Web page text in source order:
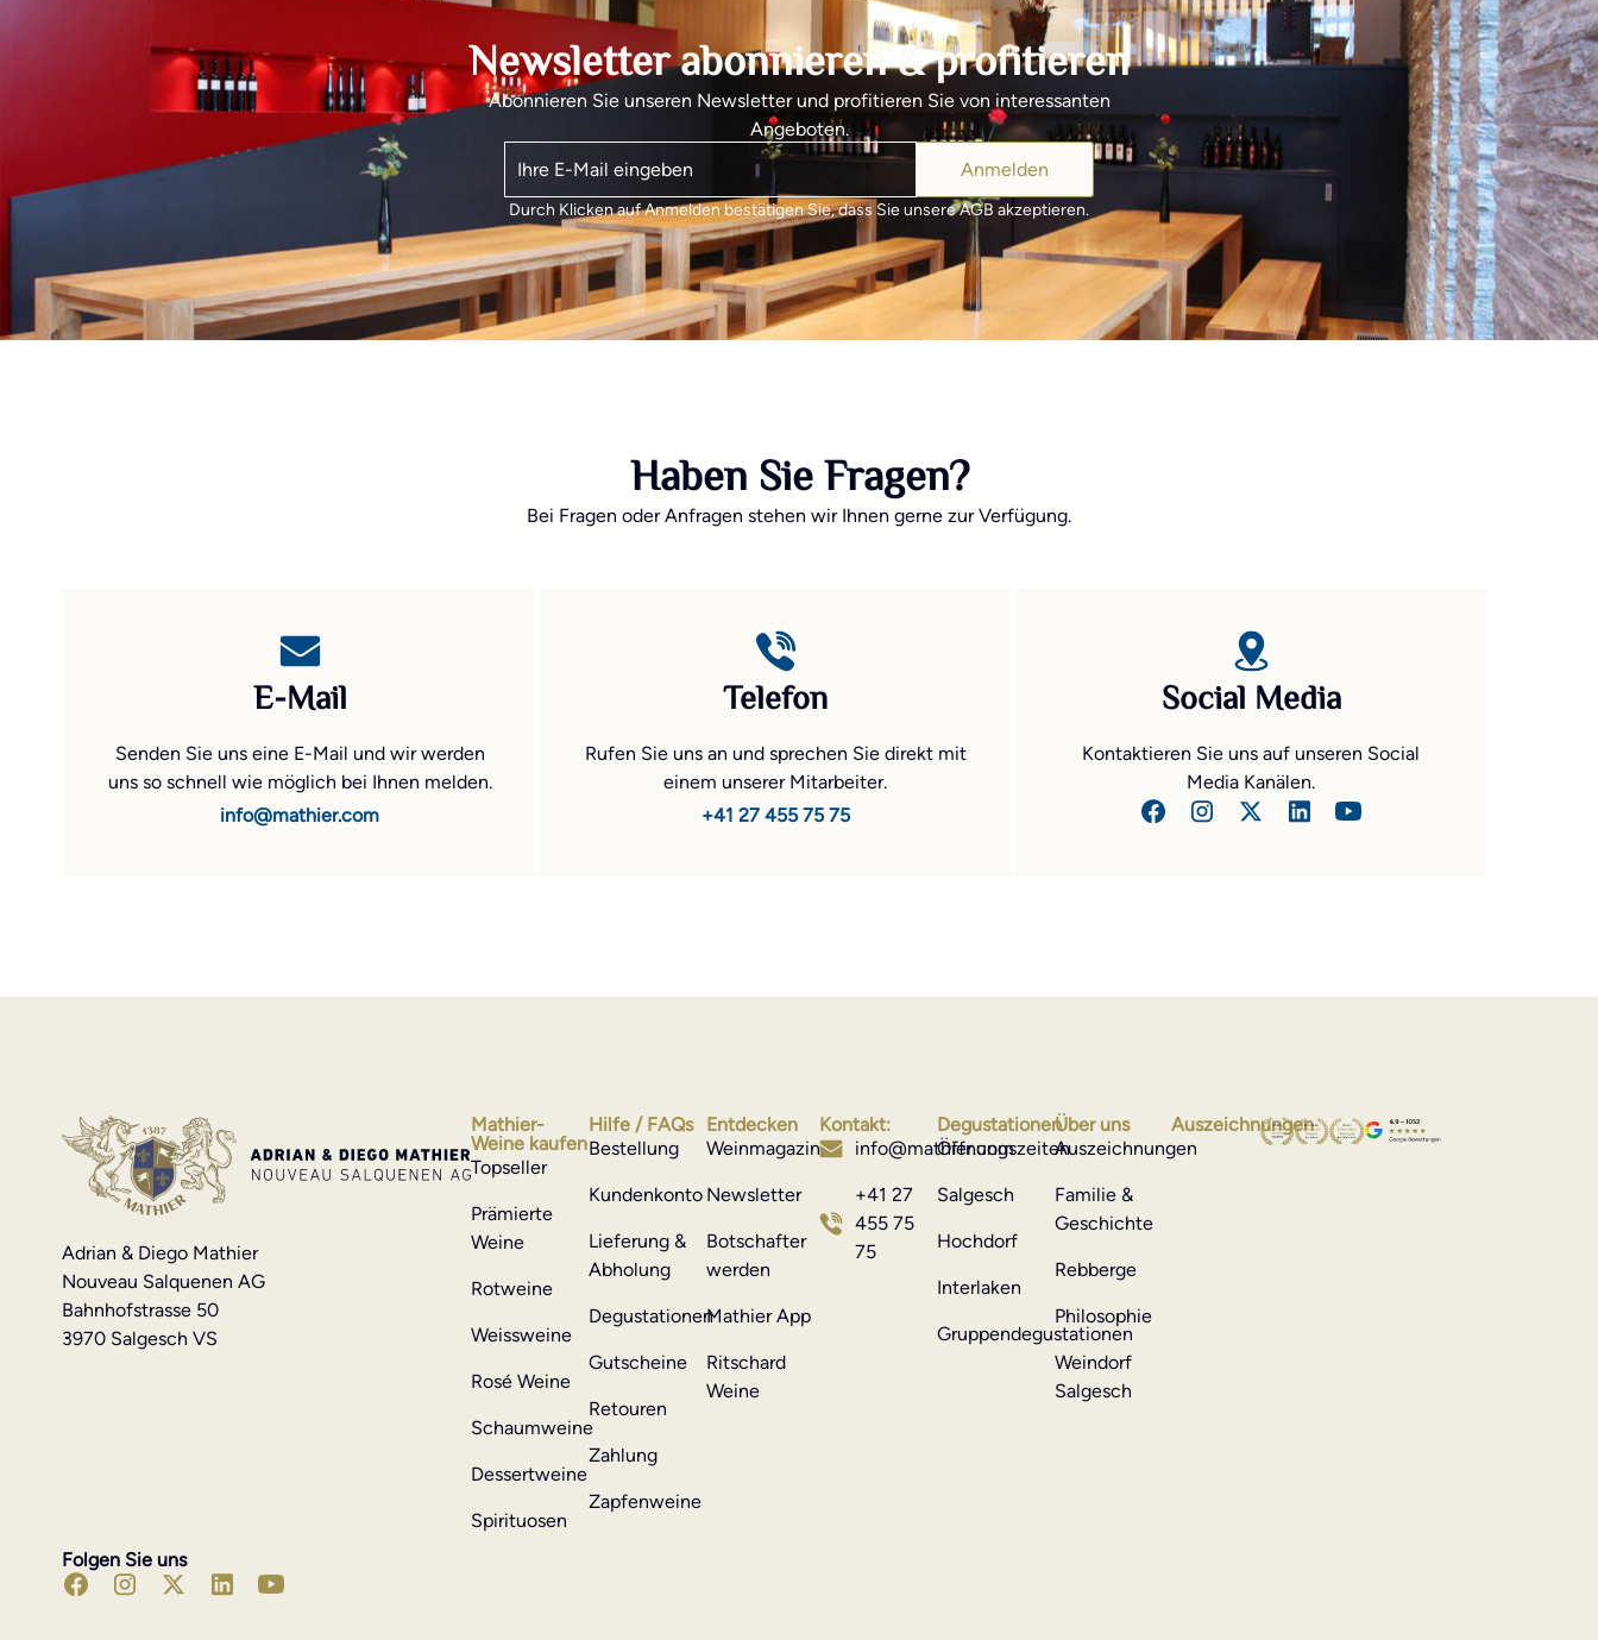
Newsletter abonnieren & profitieren
Abonnieren Sie unseren Newsletter und profitieren Sie von interessanten
Angeboten.
Anmelden
Durch Klicken auf Anmelden bestätigen Sie, dass Sie unsere AGB akzeptieren.
Haben Sie Fragen?
Bei Fragen oder Anfragen stehen wir Ihnen gerne zur Verfügung.
E-Mail
Senden Sie uns eine E-Mail und wir werden
uns so schnell wie möglich bei Ihnen melden.
info@mathier.com
Telefon
Rufen Sie uns an und sprechen Sie direkt mit
einem unserer Mitarbeiter.
+41 27 455 75 75
Social Media
Kontaktieren Sie uns auf unseren Social
Media Kanälen.
Adrian & Diego Mathier
Nouveau Salquenen AG
Bahnhofstrasse 50
3970 Salgesch VS
Folgen Sie uns
Mathier-
Weine kaufen
Topseller
Prämierte
Weine
Rotweine
Weissweine
Rosé Weine
Schaumweine
Dessertweine
Spirituosen
Hilfe / FAQs
Bestellung
Kundenkonto
Lieferung &
Abholung
Degustationen
Gutscheine
Retouren
Zahlung
Zapfenweine
Entdecken
Weinmagazin
Newsletter
Botschafter
werden
Mathier App
Ritschard
Weine
Kontakt:
info@mathier.com
+41 27
455 75
75
Degustationen
Öffnungszeiten
Salgesch
Hochdorf
Interlaken
Gruppendegustationen
Über uns
Auszeichnungen
Familie &
Geschichte
Rebberge
Philosophie
Weindorf
Salgesch
Auszeichnungen